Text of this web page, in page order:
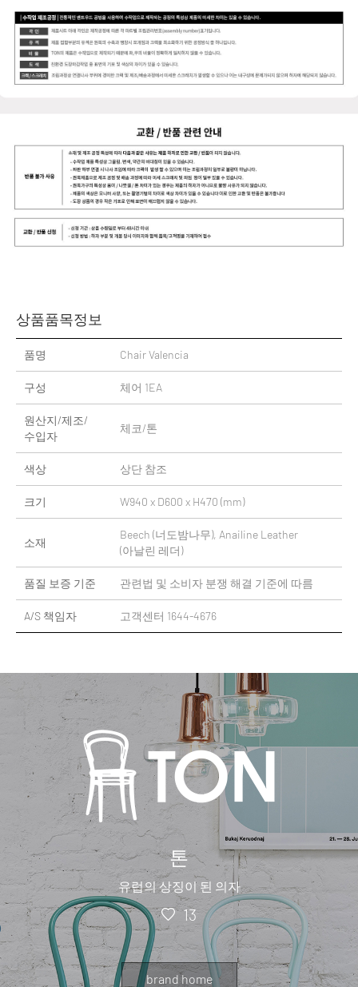
상품품목정보
품명 Chair Valencia
구성 체어 1EA
원산지/제조/
수입자
체코/톤
색상 상단 참조
크기 W940 x D600 x H470 (mm)
소재
Beech (너도밤나무), Anailine Leather
(아날린 레더)
품질 보증 기준 관련법 및 소비자 분쟁 해결 기준에 따름
A/S 책임자 고객센터 1644-4676
톤
유럽의 상징이 된 의자
13
brand home